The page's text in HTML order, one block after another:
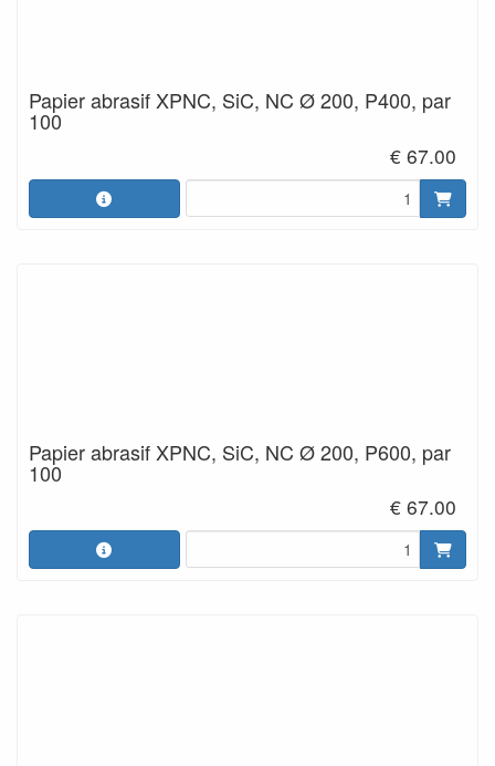
Papier abrasif XPNC, SiC, NC Ø 200, P400, par
100
€ 67.00
Papier abrasif XPNC, SiC, NC Ø 200, P600, par
100
€ 67.00